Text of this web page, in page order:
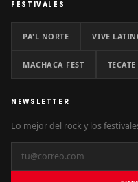
FESTIVALES
PA'L NORTE VIVE
MACHACA FEST
NEWSLETTER
Lo mejor del rock y los